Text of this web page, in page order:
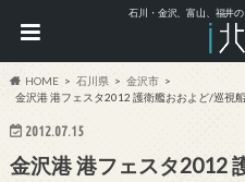
石川・金沢、富山、福井
HOME 石川県
金沢市
金沢港 港フェスタ2012 護衛艦おおよど/巡視
2012.07.15
金沢港 港フェスタ2012